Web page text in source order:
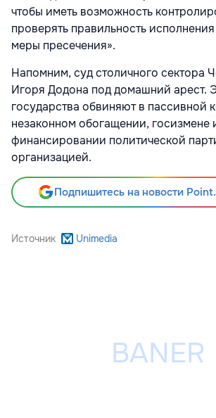
чтобы иметь возможность
проверять правильность
меры пресечения».
Напомним, суд столичного сектора
Игоря Додона под домашний арест.
государства обвиняют в пассивной
незаконном обогащении, госизмене
финансировании политической
организацией.
Подпишитесь на новости
Источник Unimedia